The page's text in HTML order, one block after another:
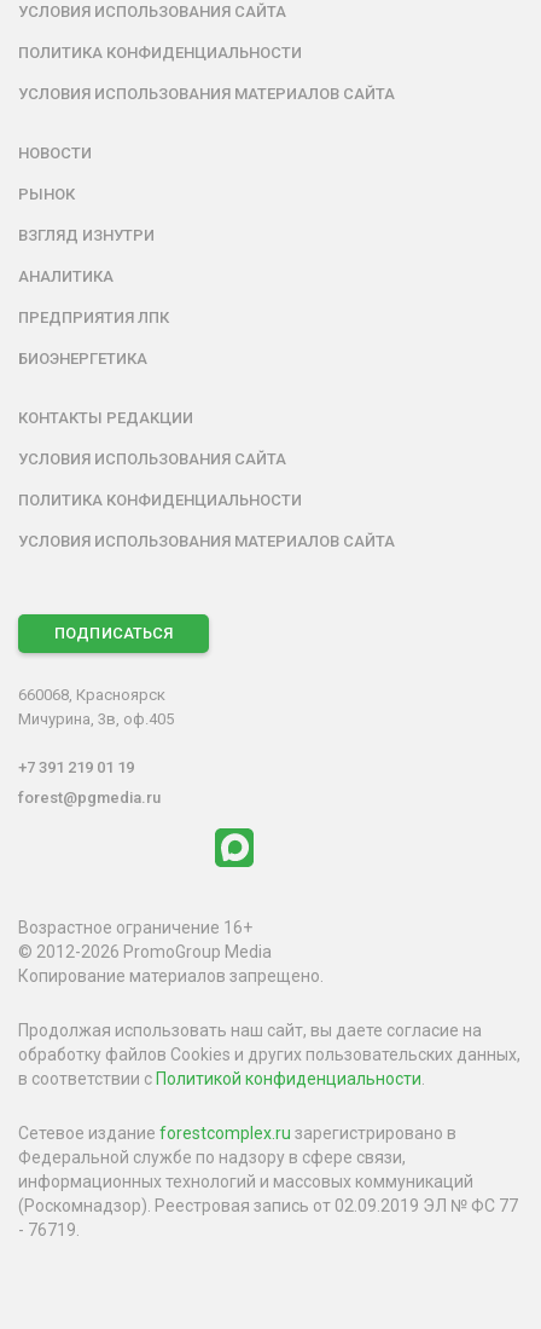
УСЛОВИЯ ИСПОЛЬЗОВАНИЯ САЙТА
ПОЛИТИКА КОНФИДЕНЦИАЛЬНОСТИ
УСЛОВИЯ ИСПОЛЬЗОВАНИЯ МАТЕРИАЛОВ САЙТА
НОВОСТИ
РЫНОК
ВЗГЛЯД ИЗНУТРИ
АНАЛИТИКА
ПРЕДПРИЯТИЯ ЛПК
БИОЭНЕРГЕТИКА
КОНТАКТЫ РЕДАКЦИИ
УСЛОВИЯ ИСПОЛЬЗОВАНИЯ САЙТА
ПОЛИТИКА КОНФИДЕНЦИАЛЬНОСТИ
УСЛОВИЯ ИСПОЛЬЗОВАНИЯ МАТЕРИАЛОВ САЙТА
ПОДПИСАТЬСЯ
660068, Красноярск
Мичурина, 3в, оф.405
+7 391 219 01 19
forest@pgmedia.ru
Возрастное ограничение 16+
© 2012-2026 PromoGroup Media
Копирование материалов запрещено.
Продолжая использовать наш сайт, вы даете согласие на
обработку файлов Cookies и других пользовательских данных,
в соответствии сПолитикой конфиденциальности
Сетевое издание forestcomplex.ru зарегистрировано в
Федеральной службе по надзору в сфере связи,
информационных технологий и массовых коммуникаций
(Роскомнадзор). Реестровая запись от 02.09.2019 ЭЛ № ФС 77
- 76719.